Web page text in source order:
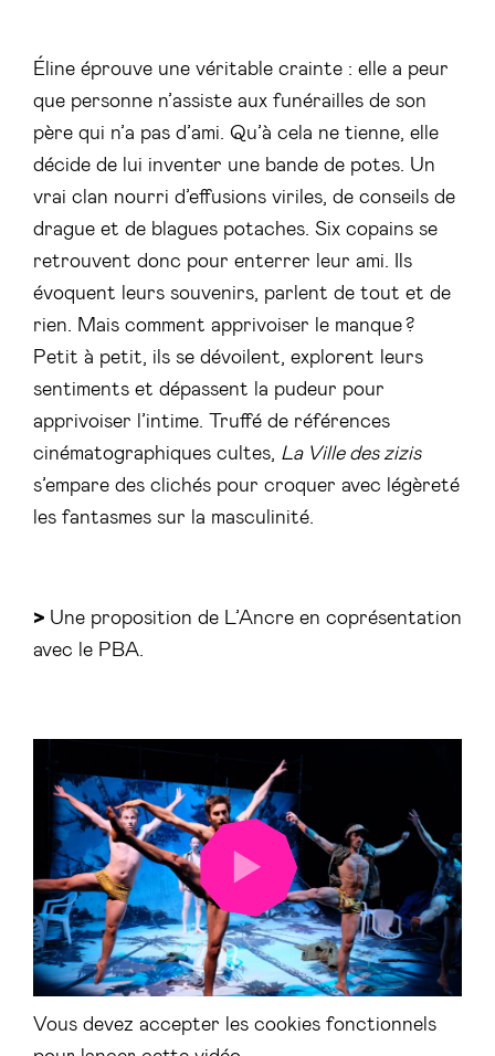
Éline éprouve une véritable crainte : elle a peur
que personne n’assiste aux funérailles de son
père qui n’a pas d’ami. Qu’à cela ne tienne, elle
décide de lui inventer une bande de potes. Un
vrai clan nourri d’effusions viriles, de conseils de
drague et de blagues potaches. Six copains se
retrouvent donc pour enterrer leur ami. Ils
évoquent leurs souvenirs, parlent de tout et de
rien. Mais comment apprivoiser le manque ?
Petit à petit, ils se dévoilent, explorent leurs
sentiments et dépassent la pudeur pour
apprivoiser l’intime. Truffé de références
cinématographiques cultes, La Ville des zizis
s’empare des clichés pour croquer avec légèreté
les fantasmes sur la masculinité.
>Une proposition de L’Ancre en coprésentation
avec le PBA.
LANCER
VIDÉO
Vous devez accepter les cookies fonctionnels